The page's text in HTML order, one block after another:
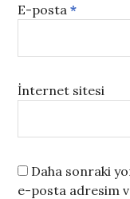
E-posta*
İnternet sitesi
Daha sonraki
e-posta adresim